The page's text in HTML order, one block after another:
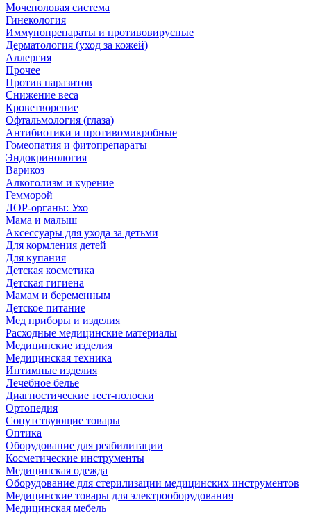
Мочеполовая система
Гинекология
Иммунопрепараты и противовирусные
Дерматология (уход за кожей)
Аллергия
Прочее
Против паразитов
Снижение веса
Кроветворение
Офтальмология (глаза)
Антибиотики и противомикробные
Гомеопатия и фитопрепараты
Эндокринология
Варикоз
Алкоголизм и курение
Гемморой
ЛОР-органы: Ухо
Мама и малыш
Аксессуары для ухода за детьми
Для кормления детей
Для купания
Детская косметика
Детская гигиена
Мамам и беременным
Детское питание
Мед приборы и изделия
Расходные медицинские материалы
Медицинские изделия
Медицинская техника
Интимные изделия
Лечебное белье
Диагностические тест-полоски
Ортопедия
Сопутствующие товары
Оптика
Оборудование для реабилитации
Косметические инструменты
Медицинская одежда
Оборудование для стерилизации медицинских инструментов
Медицинские товары для электрооборудования
Медицинская мебель